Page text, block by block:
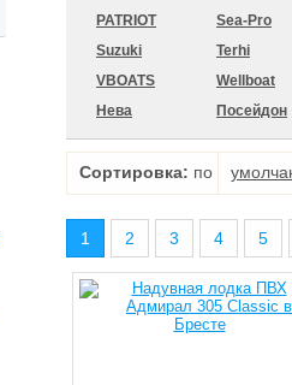
PATRIOT
Sea-Pro
Suzuki
Terhi
VBOATS
Wellboat
Нева
Посейдон
Сортировка: по
1 2 3 4 5